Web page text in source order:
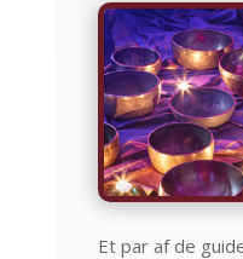
Et par af de